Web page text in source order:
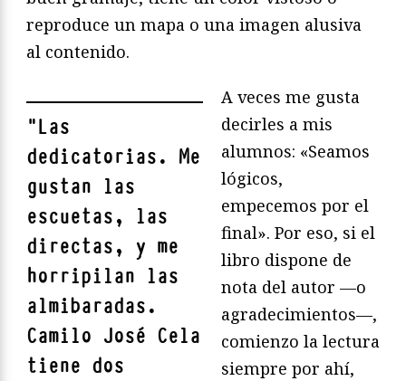
reproduce un mapa o una imagen alusiva
al contenido.
"Las
dedicatorias. Me
gustan las
escuetas, las
directas, y me
horripilan las
almibaradas.
Camilo José Cela
tiene dos
A veces me gusta
decirles a mis
alumnos: «Seamos
lógicos,
empecemos por el
final». Por eso, si el
libro dispone de
nota del autor —o
agradecimientos—,
comienzo la lectura
siempre por ahí,